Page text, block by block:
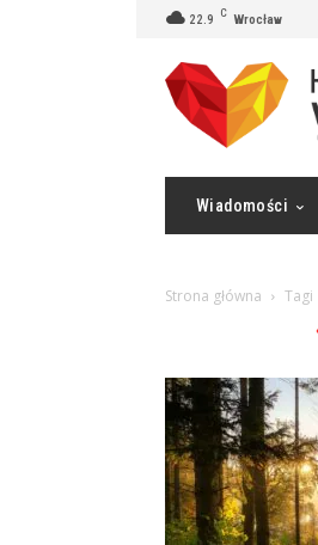
22.9 C Wrocław
Wiadomości
Strona główna Tagi